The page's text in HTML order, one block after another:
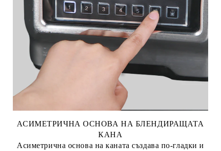
АСИМЕТРИЧНА ОСНОВА НА БЛЕНДИРАЩАТА
КАНА
Асиметрична основа на каната създава по-гладки и